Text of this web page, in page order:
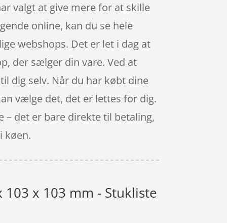
valgt at give mere for at skille
online, kan du se hele
webshops. Det er let i dag at
der sælger din vare. Ved at
dig selv. Når du har købt dine
vælge det, det er lettes for dig.
det er bare direkte til betaling,
køen.
x 103 mm - Stukliste